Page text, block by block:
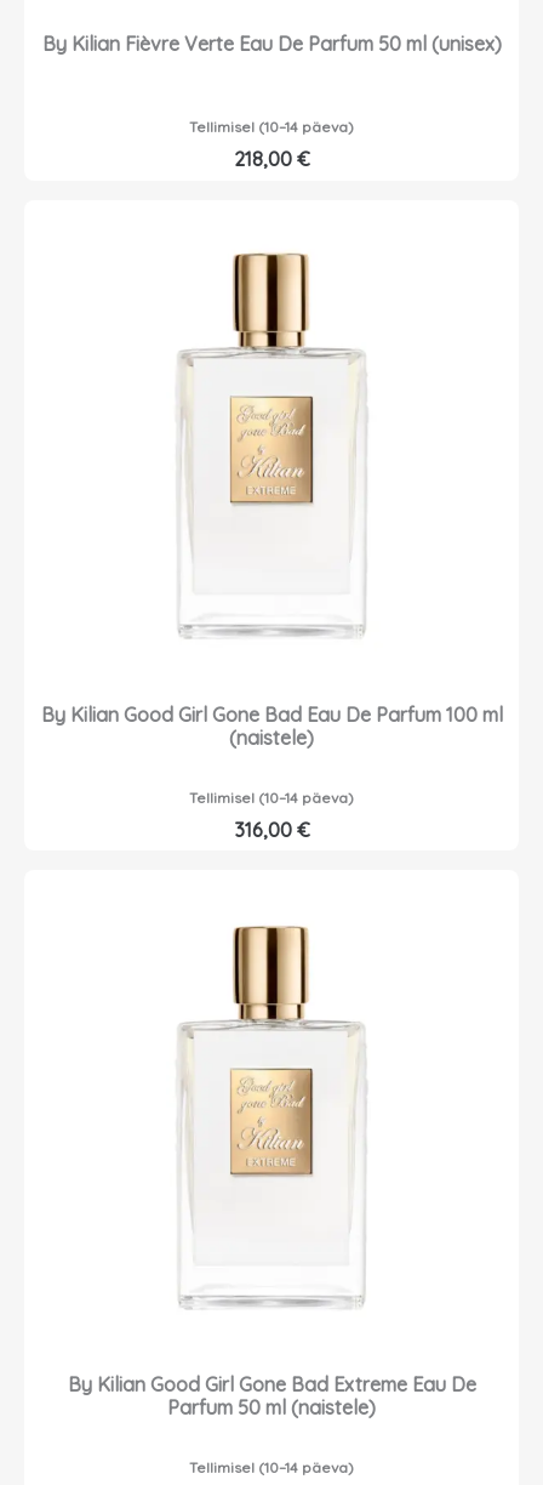
By Kilian Fièvre Verte Eau De Parfum 50 ml (unisex)
Tellimisel (10–14 päeva)
218,00 €
By Kilian Good Girl Gone Bad Eau De Parfum 100 ml
(naistele)
Tellimisel (10–14 päeva)
316,00 €
By Kilian Good Girl Gone Bad Extreme Eau De
Parfum 50 ml (naistele)
Tellimisel (10–14 päeva)